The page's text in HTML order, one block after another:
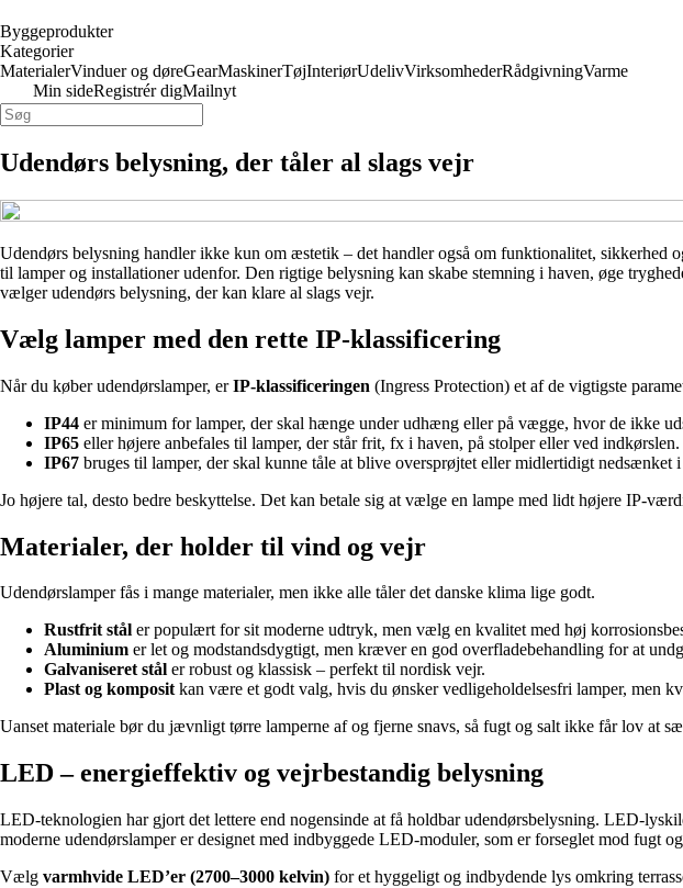
Byggeprodukter
Kategorier
MaterialerVinduer og døreGearMaskinerTøjInteriørUdelivVirksomhederRådgivningVarme
Min sideRegistrér digMailnyt
Udendørs belysning, der tåler al slags vejr
Udendørs belysning handler ikke kun om æstetik – det handler også om funktionalitet,
til lamper og installationer udenfor. Den rigtige belysning kan skabe stemning i haven, øge
vælger udendørs belysning, der kan klare al slags vejr.
Vælg lamper med den rette IP-klassificering
Når du køber udendørslamper, erIP-klassificeringen (Ingress Protection) et af de vigtigste
IP44 er minimum for lamper, der skal hænge under udhæng eller på vægge, hvor de ikke
IP65 eller højere anbefales til lamper, der står frit, fx i haven, på stolper eller ved indkørslen.
IP67 bruges til lamper, der skal kunne tåle at blive oversprøjtet eller midlertidigt nedsænket
Jo højere tal, desto bedre beskyttelse. Det kan betale sig at vælge en lampe med lidt højere IP-
Materialer, der holder til vind og vejr
Udendørslamper fås i mange materialer, men ikke alle tåler det danske klima lige godt.
Rustfrit stål er populært for sit moderne udtryk, men vælg en kvalitet med høj
Aluminium er let og modstandsdygtigt, men kræver en god overfladebehandling for at
Galvaniseret stål er robust og klassisk – perfekt til nordisk vejr.
Plast og kompositkan være et godt valg, hvis du ønsker vedligeholdelsesfri lamper, men
Uanset materiale bør du jævnligt tørre lamperne af og fjerne snavs, så fugt og salt ikke får lov at
LED – energieffektiv og vejrbestandig belysning
LED-teknologien har gjort det lettere end nogensinde at få holdbar udendørsbelysning. LED-
moderne udendørslamper er designet med indbyggede LED-moduler, som er forseglet mod fugt
Vælg varmhvide LED’er (2700–3000 kelvin) for et hyggeligt og indbydende lys omkring